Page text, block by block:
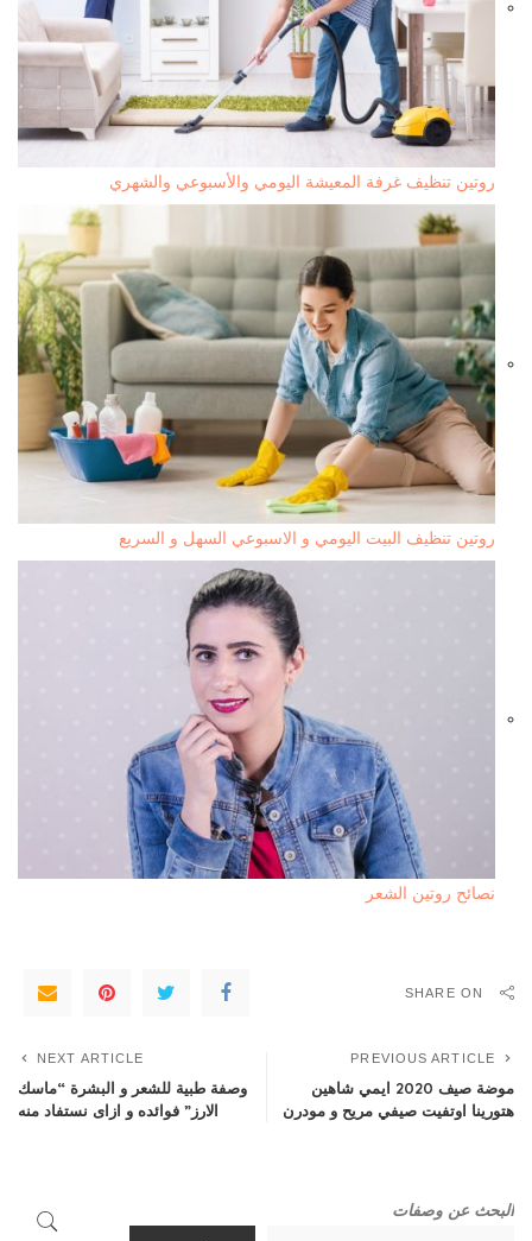
روتين تنظيف غرفة المعيشة اليومي والأسبوعي والشهري
روتين تنظيف البيت اليومي و الاسبوعي السهل و السريع
نصائح روتين الشعر
SHARE ON
PREVIOUS ARTICLE
موضة صيف 2020 ايمي شاهين
هتورينا اوتفيت صيفي مريح و مودرن
NEXT ARTICLE
وصفة طبية للشعر و البشرة “ماسك
الارز” فوائده و ازاى نستفاد منه
البحث عن وصفات